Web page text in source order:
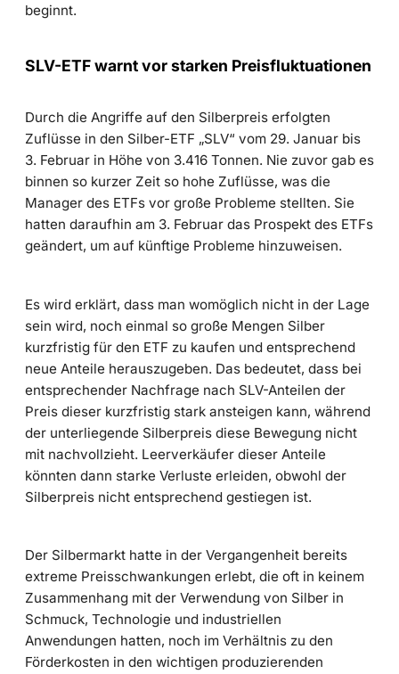
beginnt.
SLV-ETF warnt vor starken Preisfluktuationen
Durch die Angriffe auf den Silberpreis erfolgten
Zuflüsse in den Silber-ETF „SLV“ vom 29. Januar bis
3. Februar in Höhe von 3.416 Tonnen. Nie zuvor gab es
binnen so kurzer Zeit so hohe Zuflüsse, was die
Manager des ETFs vor große Probleme stellten. Sie
hatten daraufhin am 3. Februar das Prospekt des ETFs
geändert, um auf künftige Probleme hinzuweisen.
Es wird erklärt, dass man womöglich nicht in der Lage
sein wird, noch einmal so große Mengen Silber
kurzfristig für den ETF zu kaufen und entsprechend
neue Anteile herauszugeben. Das bedeutet, dass bei
entsprechender Nachfrage nach SLV-Anteilen der
Preis dieser kurzfristig stark ansteigen kann, während
der unterliegende Silberpreis diese Bewegung nicht
mit nachvollzieht. Leerverkäufer dieser Anteile
könnten dann starke Verluste erleiden, obwohl der
Silberpreis nicht entsprechend gestiegen ist.
Der Silbermarkt hatte in der Vergangenheit bereits
extreme Preisschwankungen erlebt, die oft in keinem
Zusammenhang mit der Verwendung von Silber in
Schmuck, Technologie und industriellen
Anwendungen hatten, noch im Verhältnis zu den
Förderkosten in den wichtigen produzierenden